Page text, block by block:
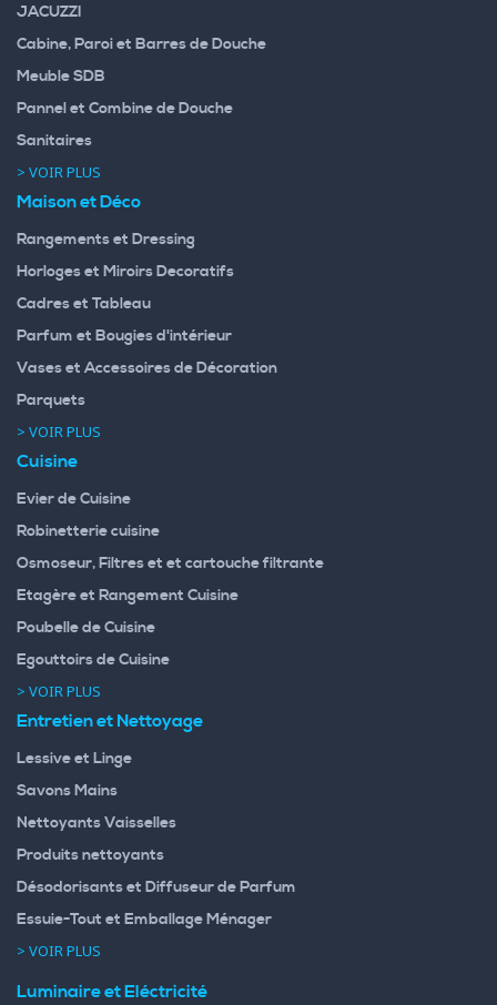
JACUZZI
Cabine, Paroi et Barres de Douche
Meuble SDB
Pannel et Combine de Douche
Sanitaires
> VOIR PLUS
Maison et Déco
Rangements et Dressing
Horloges et Miroirs Decoratifs
Cadres et Tableau
Parfum et Bougies d'intérieur
Vases et Accessoires de Décoration
Parquets
> VOIR PLUS
Cuisine
Evier de Cuisine
Robinetterie cuisine
Osmoseur, Filtres et et cartouche filtrante
Etagère et Rangement Cuisine
Poubelle de Cuisine
Egouttoirs de Cuisine
> VOIR PLUS
Entretien et Nettoyage
Lessive et Linge
Savons Mains
Nettoyants Vaisselles
Produits nettoyants
Désodorisants et Diffuseur de Parfum
Essuie-Tout et Emballage Ménager
> VOIR PLUS
Luminaire et Eléctricité